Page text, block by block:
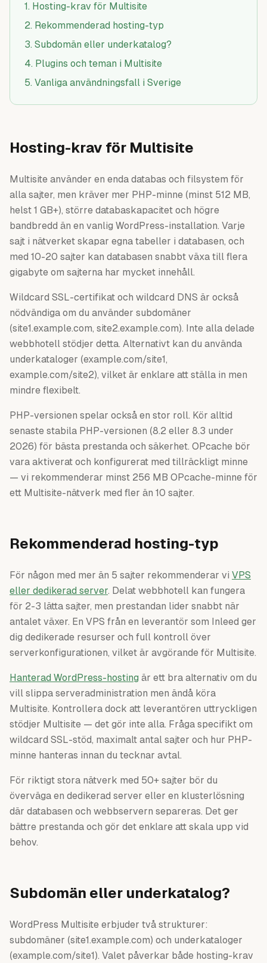
1. Hosting-krav för Multisite
2. Rekommenderad hosting-typ
3. Subdomän eller underkatalog?
4. Plugins och teman i Multisite
5. Vanliga användningsfall i Sverige
Hosting-krav för Multisite
Multisite använder en enda databas och filsystem för
alla sajter, men kräver mer PHP-minne (minst 512 MB,
helst 1 GB+), större databaskapacitet och högre
bandbredd än en vanlig WordPress-installation. Varje
sajt i nätverket skapar egna tabeller i databasen, och
med 10-20 sajter kan databasen snabbt växa till flera
gigabyte om sajterna har mycket innehåll.
Wildcard SSL-certifikat och wildcard DNS är också
nödvändiga om du använder subdomäner
(site1.example.com, site2.example.com). Inte alla delade
webbhotell stödjer detta. Alternativt kan du använda
underkataloger (example.com/site1,
example.com/site2), vilket är enklare att ställa in men
mindre flexibelt.
PHP-versionen spelar också en stor roll. Kör alltid
senaste stabila PHP-versionen (8.2 eller 8.3 under
2026) för bästa prestanda och säkerhet. OPcache bör
vara aktiverat och konfigurerat med tillräckligt minne
— vi rekommenderar minst 256 MB OPcache-minne för
ett Multisite-nätverk med fler än 10 sajter.
Rekommenderad hosting-typ
För någon med mer än 5 sajter rekommenderar vi VPS
eller dedikerad server. Delat webbhotell kan fungera
för 2-3 lätta sajter, men prestandan lider snabbt när
antalet växer. En VPS från en leverantör som Inleed ger
dig dedikerade resurser och full kontroll över
serverkonfigurationen, vilket är avgörande för Multisite.
Hanterad WordPress-hosting är ett bra alternativ om du
vill slippa serveradministration men ändå köra
Multisite. Kontrollera dock att leverantören uttryckligen
stödjer Multisite — det gör inte alla. Fråga specifikt om
wildcard SSL-stöd, maximalt antal sajter och hur PHP-
minne hanteras innan du tecknar avtal.
För riktigt stora nätverk med 50+ sajter bör du
överväga en dedikerad server eller en klusterlösning
där databasen och webbservern separeras. Det ger
bättre prestanda och gör det enklare att skala upp vid
behov.
Subdomän eller underkatalog?
WordPress Multisite erbjuder två strukturer:
subdomäner (site1.example.com) och underkataloger
(example.com/site1). Valet påverkar både hosting-krav